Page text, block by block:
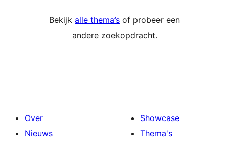
Bekijk alle thema’s of probeer een
andere zoekopdracht.
Over
Nieuws
Showcase
Thema's